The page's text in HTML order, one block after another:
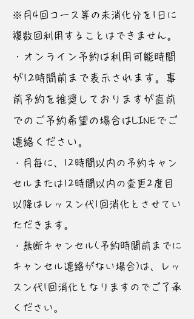
※月4回コース等の未消化分を1日に
複数回利用することはできません。
・オンライン予約は利用可能時間
が12時間前まで表示されます。事
前予約を推奨しておりますが直前
でのご予約希望の場合はLINEでご
連絡ください。
・月毎に、12時間以内の予約キャン
セルまたは12時間以内の変更2度目
以降はレッスン代1回消化とさせてい
ただきます。
・無断キャンセル(予約時間前までに
キャンセル連絡がない場合)は、レッ
スン代1回消化となりますのでご了承
ください。